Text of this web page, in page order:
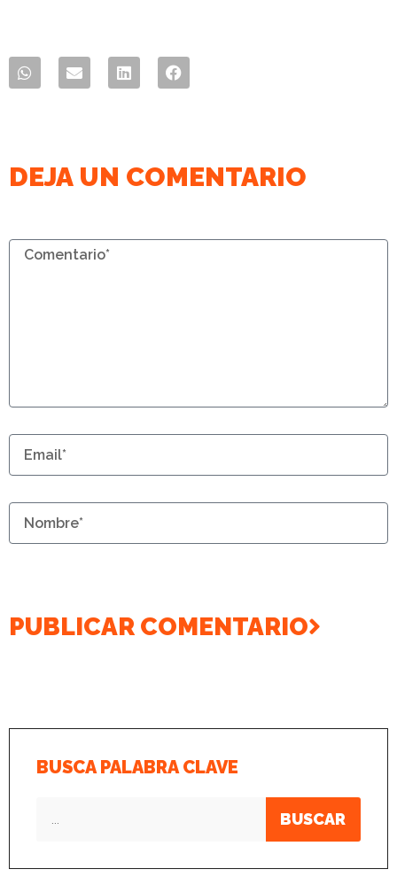
DEJA UN COMENTARIO
PUBLICAR COMENTARIO
BUSCA PALABRA CLAVE
BUSCAR